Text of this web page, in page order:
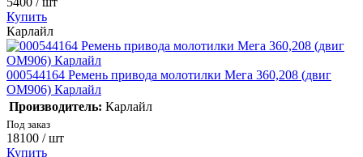
Купить
Карлайл
000544164 Ремень привода молотилки Мега 360,208 (двиг
ОМ906) Карлайл
Производитель: Карлайл
Под заказ
18100 / шт
Купить